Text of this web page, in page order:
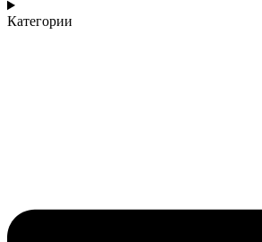
Категории